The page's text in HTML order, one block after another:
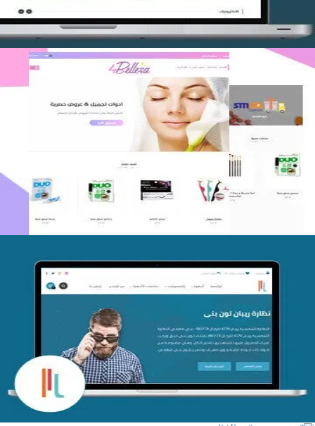
اعادة تصميم متجر فوربليزا
التفاصيل
تصميم متجر اي كير
التفاصيل